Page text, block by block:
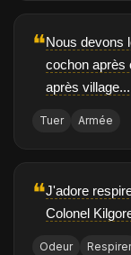
❝Nous devons
cochon après
après
Tuer Armée
❝J'adore
Colonel
Odeur Respirer